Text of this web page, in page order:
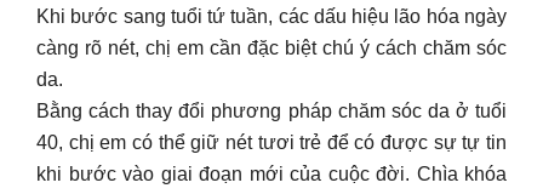
Khi bước sang tuổi tứ tuần, các dấu hiệu lão hóa ngày
càng rõ nét, chị em cần đặc biệt chú ý cách chăm sóc
da.
Bằng cách thay đổi phương pháp chăm sóc da ở tuổi
40, chị em có thể giữ nét tươi trẻ để có được sự tự tin
khi bước vào giai đoạn mới của cuộc đời. Chìa khóa